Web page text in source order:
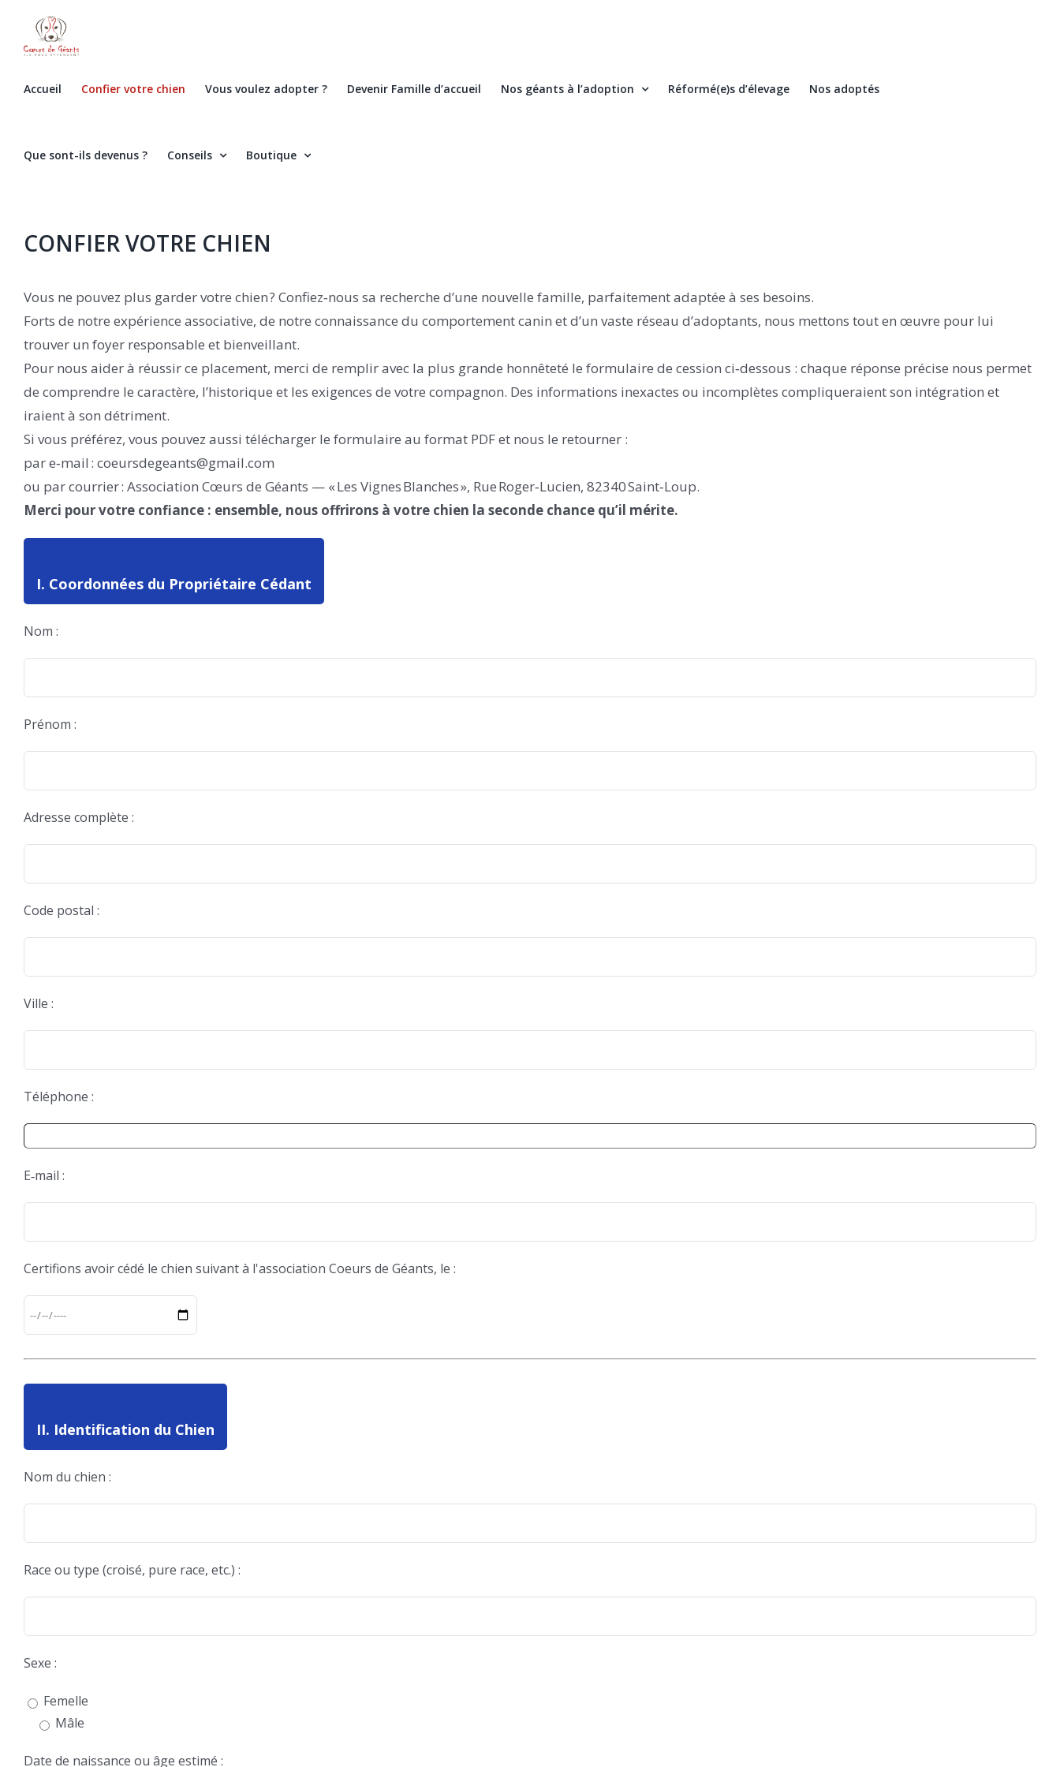
content
Accueil Confier votre chien Vous voulez adopter ? Devenir Famille d’accueil Nos géants à l’adoption Réformé(e)s d’élevage Nos adoptés
Que sont-ils devenus ? Conseils Boutique
CONFIER VOTRE CHIEN
Vous ne pouvez plus garder votre chien ? Confiez‑nous sa recherche d’une nouvelle famille, parfaitement adaptée à ses besoins.
Forts de notre expérience associative, de notre connaissance du comportement canin et d’un vaste réseau d’adoptants, nous mettons tout en œuvre pour lui
trouver un foyer responsable et bienveillant.
Pour nous aider à réussir ce placement, merci de remplir avec la plus grande honnêteté le formulaire de cession ci‑dessous : chaque réponse précise nous permet
de comprendre le caractère, l’historique et les exigences de votre compagnon. Des informations inexactes ou incomplètes compliqueraient son intégration et
iraient à son détriment.
Si vous préférez, vous pouvez aussi télécharger le formulaire au format PDF et nous le retourner :
par e‑mail : coeursdegeants@gmail.com
ou par courrier : Association Cœurs de Géants — « Les Vignes Blanches », Rue Roger‑Lucien, 82340 Saint‑Loup.
Merci pour votre confiance : ensemble, nous offrirons à votre chien la seconde chance qu’il mérite.
I. Coordonnées du Propriétaire Cédant
Nom :
Prénom :
Adresse complète :
Code postal :
Ville :
Téléphone :
E‑mail :
Certifions avoir cédé le chien suivant à l'association Coeurs de Géants, le :
II. Identification du Chien
Nom du chien :
Race ou type (croisé, pure race, etc.) :
Sexe :
Femelle
Mâle
Date de naissance ou âge estimé :